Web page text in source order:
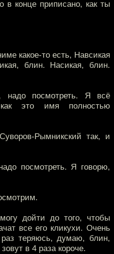
в конце приписано, как ты
какое-то есть, Навсикая
блин. Насикая, блин.
посмотреть. Я всё
это имя полностью
Рымникский так, и
посмотреть. Я говорю,
дойти до того, чтобы
все его кликухи. Очень
теряюсь, думаю, блин,
в 4 раза короче.